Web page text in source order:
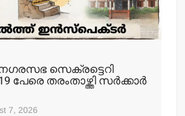
നഗരസഭ സെക്രട്ടെറി
പേരെ തരംതാഴ്ത്തി സര്‍ക്കാര്‍
7, 2026